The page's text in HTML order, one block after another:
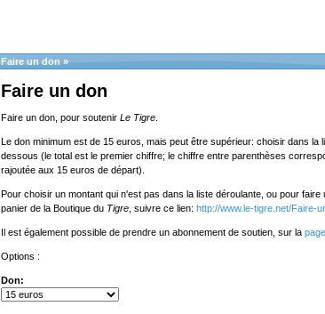
Faire un don »
Faire un don
Faire un don, pour soutenir Le Tigre
Le don minimum est de 15 euros, mais peut être supérieur: choisir dans la
dessous (le total est le premier chiffre; le chiffre entre parenthèses
rajoutée aux 15 euros de départ).
Pour choisir un montant qui n'est pas dans la liste déroulante, ou pour
panier de la Boutique du Tigre , suivre ce lien: http://www.le-tigre.net/Faire-
Il est également possible de prendre un abonnement de soutien, sur la
Options :
Don: